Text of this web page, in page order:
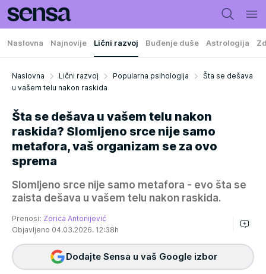
Naslovna Najnovije Lični razvoj Buđenje duše Astrologija
Naslovna Lični razvoj Popularna psihologija
Šta se dešava
u vašem telu nakon raskida
Šta se dešava u vašem telu nakon
raskida? Slomljeno srce nije samo
metafora, vaš organizam se za ovo
sprema
Slomljeno srce nije samo metafora - evo šta se
zaista dešava u vašem telu nakon raskida.
Prenosi: Zorica Antonijević
Objavljeno 04.03.2026. 12:38h
Dodajte Sensa u vaš Google izbor